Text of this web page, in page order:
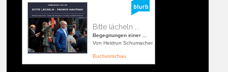
Bitte lächeln ...
Begegnungen einer ...
Von Heidrun Schumacher
Buchvorschau